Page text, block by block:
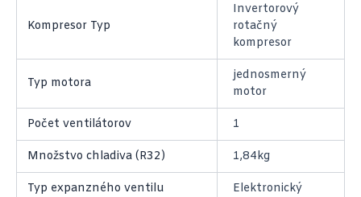
Kompresor Typ
Invertorový
rotačný
kompresor
Typ motora
jednosmerný
motor
Počet ventilátorov 1
Množstvo chladiva (R32) 1,84kg
Typ expanzného ventilu Elektronický